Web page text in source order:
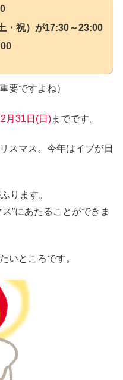
・祝）が17:30～23:00
要ですよね）
月31日(日)までです。
スマス。今年はイブが日
ります。
”にあたることができま
いところです。